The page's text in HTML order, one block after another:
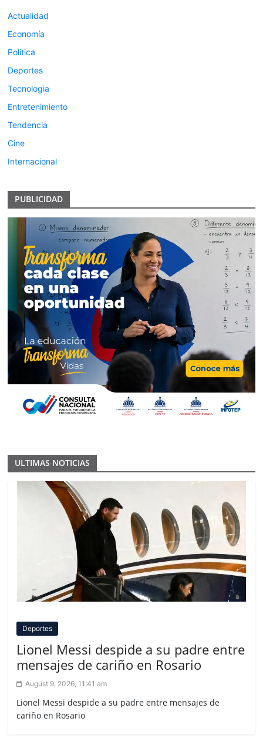
Actualidad
Economía
Politica
Deportes
Tecnologia
Entretenimiento
Tendencia
Cine
Internacional
PUBLICIDAD
ULTIMAS NOTICIAS
Deportes
Lionel Messi despide a su padre entre
mensajes de cariño en Rosario
August 9, 2026, 11:41 am
Lionel Messi despide a su padre entre mensajes de
cariño en Rosario